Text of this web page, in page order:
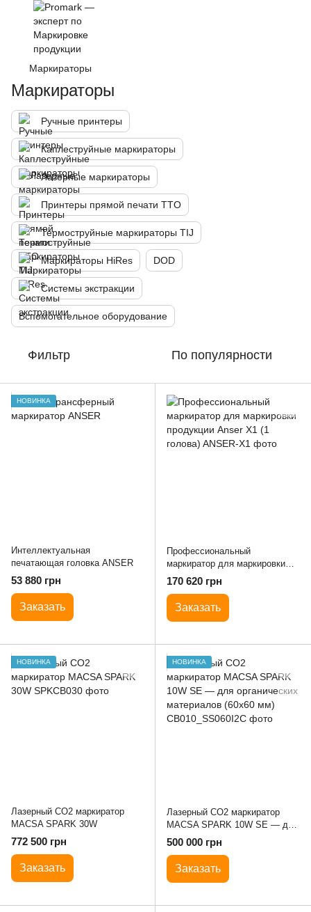
Маркираторы
Маркираторы
Ручные принтеры
Каплеструйные маркираторы
Лазерные маркираторы
Принтеры прямой печати TTO
Термоструйные маркираторы TIJ
Маркираторы HiRes DOD
Системы экстракции
Вспомогательное оборудование
Фильтр По популярности
НОВИНКА
Интеллектуальная
печатающая головка ANSER
53 880 грн
Заказать
Профессиональный
маркиратор для маркировки
продукции Anser X1 (1 голова)
170 620 грн
Заказать
НОВИНКА
Лазерный CO2 маркиратор
MACSA SPARK 30W
772 500 грн
Заказать
НОВИНКА
Лазерный CO2 маркиратор
MACSA SPARK 10W SE — для
органических материалов
(60х60 мм)
500 000 грн
Заказать